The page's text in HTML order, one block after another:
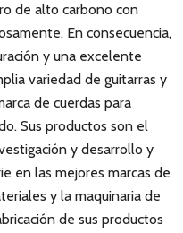
de alto carbono con
En consecuencia,
y una excelente
variedad de guitarras y
de cuerdas para
Sus productos son el
y desarrollo y
en las mejores marcas de
y la maquinaria de
de sus productos